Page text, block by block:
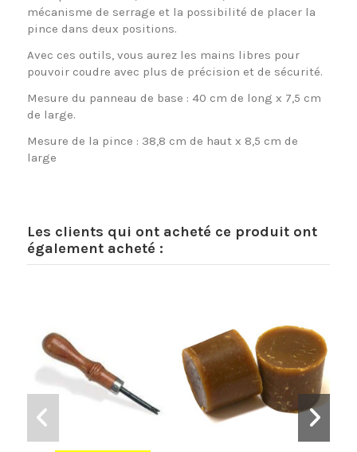
mécanisme de serrage et la possibilité de placer la
pince dans deux positions.
Avec ces outils, vous aurez les mains libres pour
pouvoir coudre avec plus de précision et de sécurité.
Mesure du panneau de base : 40 cm de long x 7,5 cm
de large.
Mesure de la pince : 38,8 cm de haut x 8,5 cm de
large
Les clients qui ont acheté ce produit ont
également acheté :